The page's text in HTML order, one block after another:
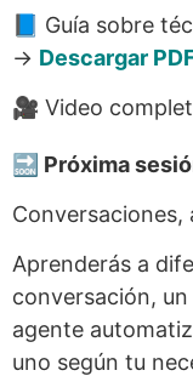
📘 Guía sobre
→ Descargar
🎥 Video
🔜 Próxima
Conversaciones,
Aprenderás a
conversación,
agente
uno según tu